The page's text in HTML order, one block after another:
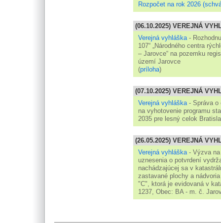
Rozpočet na rok 2026
(06.10.2025) VEREJNÁ
Verejná vyhláška-
107“ „Národného centra
– Jarovce“ na pozemku
území Jarovce
(príloha)
(07.10.2025) VEREJNÁ
Verejná vyhláška- Správa o
na vyhotovenie programu
2035 pre lesný celok
(26.05.2025) VEREJNÁ
Verejná vyhláška- Výzva na
uznesenia o potvrdení
nachádzajúcej sa v
zastavané plochy a
"C", ktorá je evidovaná v
1237, Obec: BA - m. č.